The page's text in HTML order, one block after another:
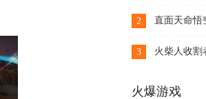
2 直面天命悟
3 火柴人收割
火爆游戏